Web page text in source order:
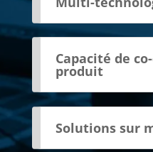
Capacité de
produit
Solutions sur